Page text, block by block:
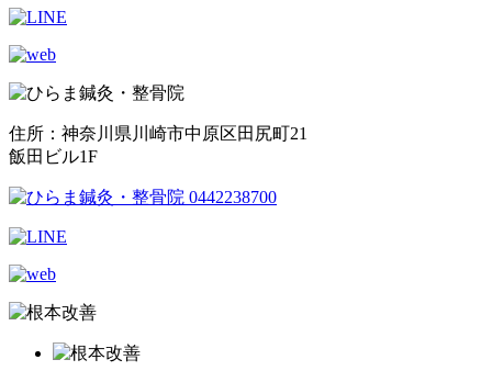
住所：神奈川県川崎市中原区田尻町21
飯田ビル1F